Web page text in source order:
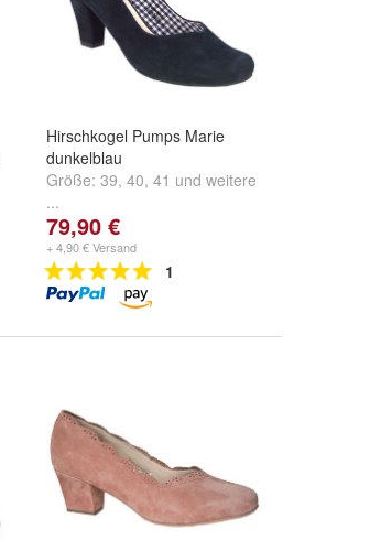
Hirschkogel Pumps Marie
dunkelblau
Größe: 39, 40, 41 und weitere
...
79,90 €
+ 4,90 € Versand
1